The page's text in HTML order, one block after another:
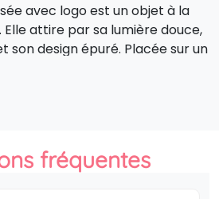
avec logo est un objet à la
attire par sa lumière douce,
son design épuré. Placée sur un
un espace détente, elle
votre marque tout en diffusant
fréquentes